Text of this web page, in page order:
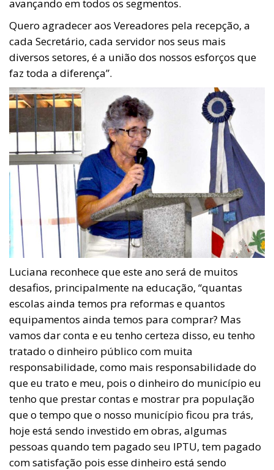
avançando em todos os segmentos.
Quero agradecer aos Vereadores pela recepção, a
cada Secretário, cada servidor nos seus mais
diversos setores, é a união dos nossos esforços que
faz toda a diferença”.
Luciana reconhece que este ano será de muitos
desafios, principalmente na educação, “quantas
escolas ainda temos pra reformas e quantos
equipamentos ainda temos para comprar? Mas
vamos dar conta e eu tenho certeza disso, eu tenho
tratado o dinheiro público com muita
responsabilidade, como mais responsabilidade do
que eu trato e meu, pois o dinheiro do município eu
tenho que prestar contas e mostrar pra população
que o tempo que o nosso município ficou pra trás,
hoje está sendo investido em obras, algumas
pessoas quando tem pagado seu IPTU, tem pagado
com satisfação pois esse dinheiro está sendo